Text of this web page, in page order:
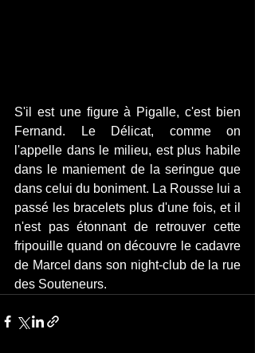
S'il est une figure à Pigalle, c'est bien
Fernand. Le Délicat, comme on
l'appelle dans le milieu, est plus habile
dans le maniement de la seringue que
dans celui du boniment. La Rousse lui a
passé les bracelets plus d'une fois, et il
n'est pas étonnant de retrouver cette
fripouille quand on découvre le cadavre
de Marcel dans son night-club de la rue
des Souteneurs.